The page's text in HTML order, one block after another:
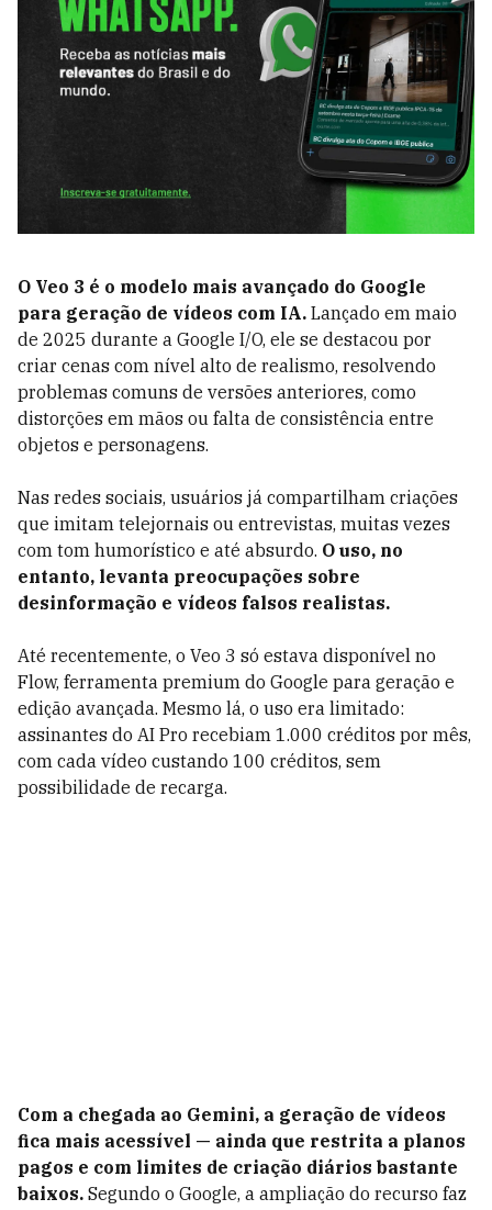
O Veo 3 é o modelo mais avançado do Google
para geração de vídeos com IA. Lançado em maio
de 2025 durante a Google I/O, ele se destacou por
criar cenas com nível alto de realismo, resolvendo
problemas comuns de versões anteriores, como
distorções em mãos ou falta de consistência entre
objetos e personagens.
Nas redes sociais, usuários já compartilham criações
que imitam telejornais ou entrevistas, muitas vezes
com tom humorístico e até absurdo. O uso, no
entanto, levanta preocupações sobre
desinformação e vídeos falsos realistas.
Até recentemente, o Veo 3 só estava disponível no
Flow, ferramenta premium do Google para geração e
edição avançada. Mesmo lá, o uso era limitado:
assinantes do AI Pro recebiam 1.000 créditos por mês,
com cada vídeo custando 100 créditos, sem
possibilidade de recarga.
Com a chegada ao Gemini, a geração de vídeos
fica mais acessível — ainda que restrita a planos
pagos e com limites de criação diários bastante
baixos. Segundo o Google, a ampliação do recurso faz